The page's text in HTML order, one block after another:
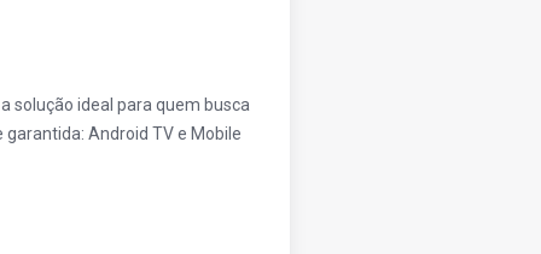
solução ideal para quem busca
Android TV e Mobile